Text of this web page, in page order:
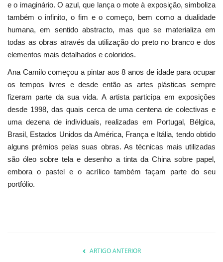
e o imaginário. O azul, que lança o mote à exposição, simboliza
também o infinito, o fim e o começo, bem como a dualidade
humana, em sentido abstracto, mas que se materializa em
todas as obras através da utilização do preto no branco e dos
elementos mais detalhados e coloridos.
Ana Camilo começou a pintar aos 8 anos de idade para ocupar
os tempos livres e desde então as artes plásticas sempre
fizeram parte da sua vida. A artista participa em exposições
desde 1998, das quais cerca de uma centena de colectivas e
uma dezena de individuais, realizadas em Portugal, Bélgica,
Brasil, Estados Unidos da América, França e Itália, tendo obtido
alguns prémios pelas suas obras. As técnicas mais utilizadas
são óleo sobre tela e desenho a tinta da China sobre papel,
embora o pastel e o acrílico também façam parte do seu
portfólio.
ARTIGO ANTERIOR